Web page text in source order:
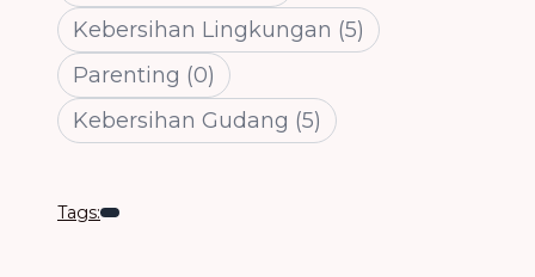
Kebersihan Lingkungan (5)
Parenting (0)
Kebersihan Gudang (5)
Tags: